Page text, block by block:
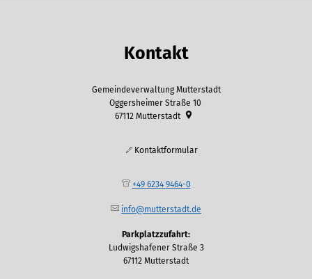
Kontakt
Gemeindeverwaltung Mutterstadt
Oggersheimer Straße 10
67112 Mutterstadt
Kontaktformular
+49 6234 9464-0
info@mutterstadt.de
Parkplatzzufahrt:
Ludwigshafener Straße 3
67112 Mutterstadt